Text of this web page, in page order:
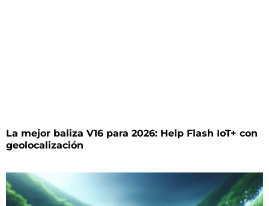
La mejor baliza V16 para 2026: Help Flash IoT+ con
geolocalización